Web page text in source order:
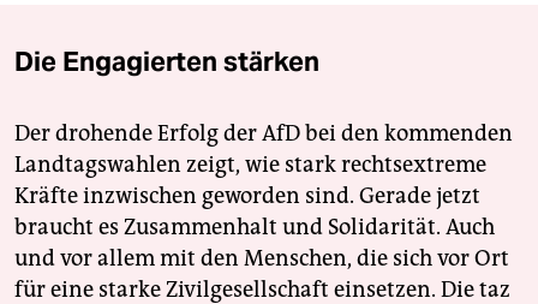
Die Engagierten stärken
Der drohende Erfolg der AfD bei den kommenden
Landtagswahlen zeigt, wie stark rechtsextreme
Kräfte inzwischen geworden sind. Gerade jetzt
braucht es Zusammenhalt und Solidarität. Auch
und vor allem mit den Menschen, die sich vor Ort
für eine starke Zivilgesellschaft einsetzen. Die taz